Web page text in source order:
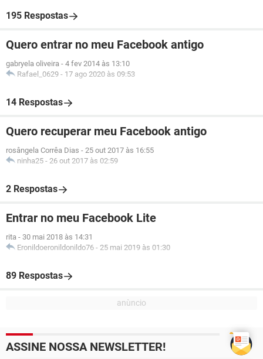
195 Respostas
Quero entrar no meu Facebook antigo
gabryela oliveira - 4 fev 2014 às 13:10
Rafael_0629 - 17 ago 2020 às 09:53
14 Respostas
Quero recuperar meu Facebook antigo
rosângela Corrêa Dias - 25 out 2017 às 16:55
ninha25 - 26 out 2017 às 02:59
2 Respostas
Entrar no meu Facebook Lite
rita - 30 mai 2018 às 14:31
Eronildoeronildonildo76 - 25 mai 2019 às 01:30
89 Respostas
ASSINE NOSSA NEWSLETTER!